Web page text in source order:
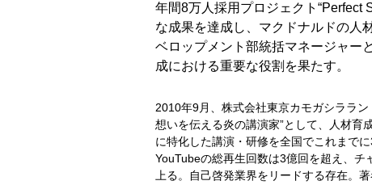
年間8万人採用プロジェクト“Perfect
な成果を達成し、マクドナルドの人
ベロップメント部統括マネージャー
成における重要な役割を果たす。
2010年9月、株式会社東京カモガシララ
想いを伝える炎の講演家”として、人材育
に特化した講演・研修を全国でこれまで
YouTubeの総再生回数は3億回を超え、
上る。自己啓発業界をリードする存在。